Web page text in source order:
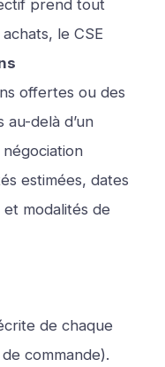
prend tout
le CSE
offertes ou des
delà d’un
estimées, dates
modalités de
de chaque
commande).